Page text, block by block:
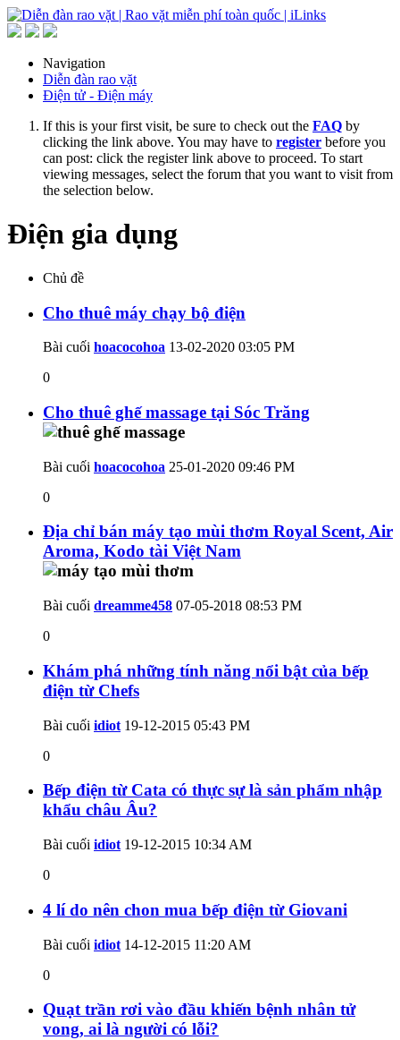
Navigation
Diễn đàn rao vặt
Điện tử - Điện máy
If this is your first visit, be sure to check out the FAQ by
clicking the link above. You may have to register before you
can post: click the register link above to proceed. To start
viewing messages, select the forum that you want to visit from
the selection below.
Điện gia dụng
Chủ đề
Cho thuê máy chạy bộ điện
Bài cuối hoacocohoa 13-02-2020 03:05 PM
0
Cho thuê ghế massage tại Sóc Trăng
Bài cuối hoacocohoa 25-01-2020 09:46 PM
0
Địa chỉ bán máy tạo mùi thơm Royal Scent, Air
Aroma, Kodo tài Việt Nam
Bài cuối dreamme458 07-05-2018 08:53 PM
0
Khám phá những tính năng nổi bật của bếp
điện từ Chefs
Bài cuối idiot 19-12-2015 05:43 PM
0
Bếp điện từ Cata có thực sự là sản phẩm nhập
khẩu châu Âu?
Bài cuối idiot 19-12-2015 10:34 AM
0
4 lí do nên chon mua bếp điện từ Giovani
Bài cuối idiot 14-12-2015 11:20 AM
0
Quạt trần rơi vào đầu khiến bệnh nhân tử
vong, ai là người có lỗi?